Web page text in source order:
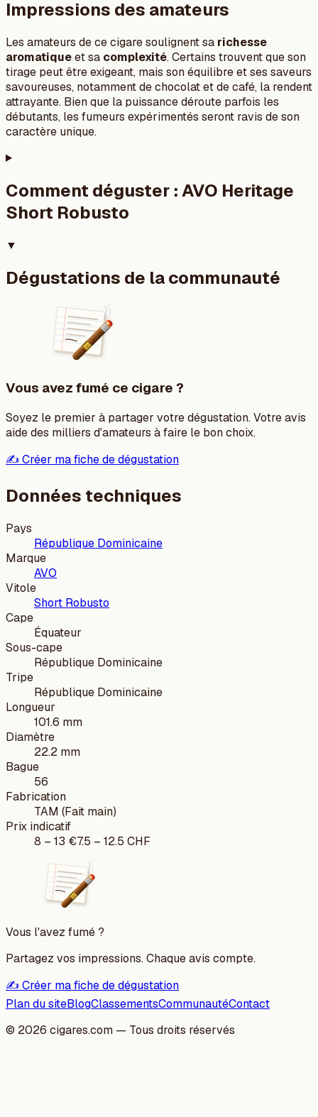
Impressions des amateurs
Les amateurs de ce cigare soulignent sa richesse
aromatiqueet sa complexité. Certains trouvent que son
tirage peut être exigeant, mais son équilibre et ses saveurs
savoureuses, notamment de chocolat et de café, la rendent
attrayante. Bien que la puissance déroute parfois les
débutants, les fumeurs expérimentés seront ravis de son
caractère unique.
Comment déguster :AVO Heritage
Short Robusto
▼
Dégustations de la communauté
Vous avez fumé ce cigare ?
Soyez le premier à partager votre dégustation. Votre avis
aide des milliers d'amateurs à faire le bon choix.
✍️ Créer ma fiche de dégustation
Données techniques
Pays
République Dominicaine
Marque
AVO
Vitole
Short Robusto
Cape
Équateur
Sous-cape
République Dominicaine
Tripe
République Dominicaine
Longueur
101.6 mm
Diamètre
22.2 mm
Bague
56
Fabrication
TAM (Fait main)
Prix indicatif
8 – 13 €7.5 – 12.5 CHF
Vous l'avez fumé ?
Partagez vos impressions. Chaque avis compte.
✍️ Créer ma fiche de dégustation
Plan du siteBlogClassementsCommunautéContact
© 2026 cigares.com — Tous droits réservés